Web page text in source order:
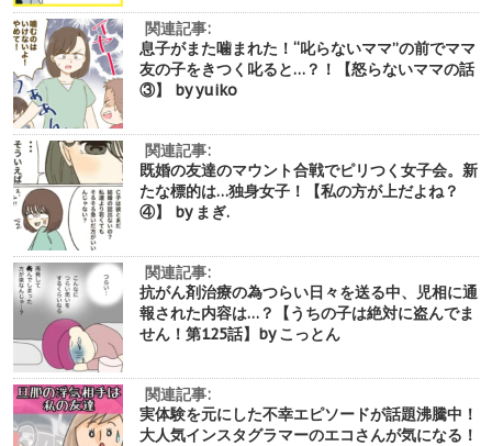
関連記事:
息子がまた噛まれた！“叱らないママ”の前でママ
友の子をきつく叱ると…？！【怒らないママの話
③】 by yuiko
関連記事:
既婚の友達のマウント合戦でピリつく女子会。新
たな標的は…独身女子！【私の方が上だよね？
④】 by まぎ.
関連記事:
抗がん剤治療の為つらい日々を送る中、児相に通
報された内容は…？【うちの子は絶対に盗んでま
せん！第125話】by こっとん
関連記事:
実体験を元にした不幸エピソードが話題沸騰中！
大人気インスタグラマーのエコさんが気になる！